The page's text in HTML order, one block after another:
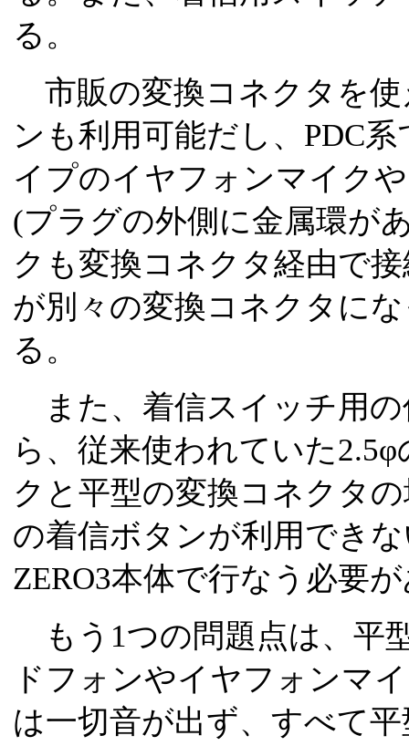
る。
市販の変換コネクタを
ンも利用可能だし、PDC
イプのイヤフォンマイク
(プラグの外側に金属環が
クも変換コネクタ経由で
が別々の変換コネクタに
る。
また、着信スイッチ用
ら、従来使われていた
クと平型の変換コネクタ
の着信ボタンが利用でき
ZERO3本体で行なう必要
もう1つの問題点は、平
ドフォンやイヤフォンマ
は一切音が出ず、すべて